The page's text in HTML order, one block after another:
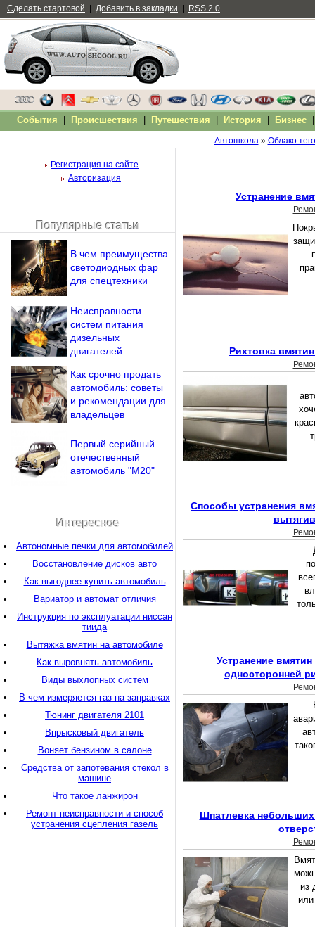
Автошкола» Облако
Устранение
Рихтовка
Способы устранения
Устранение
односторонней
Шпатлевка
из
или
Регистрация на сайте
Авторизация
Напомнить пароль?
Популярные статьи
В чем преимущества
светодиодных фар
для спецтехники
Неисправности
систем питания
дизельных
двигателей
Как срочно продать
автомобиль: советы
и рекомендации для
владельцев
Первый серийный
отечественный
автомобиль "M20"
Интересное
Автономные печки для автомобилей
Восстановление дисков авто
Как выгоднее купить автомобиль
Вариатор и автомат отличия
Инструкция по эксплуатации ниссан
тиида
Вытяжка вмятин на автомобиле
Как выровнять автомобиль
Виды выхлопных систем
В чем измеряется газ на заправках
Тюнинг двигателя 2101
Впрысковый двигатель
Воняет бензином в салоне
Средства от запотевания стекол в
машине
Что такое ланжирон
Ремонт неисправности и способ
устранения сцепления газель
Сделать стартовой Добавить в закладки RSS 2.0
События Происшествия Путешествия История Бизнес